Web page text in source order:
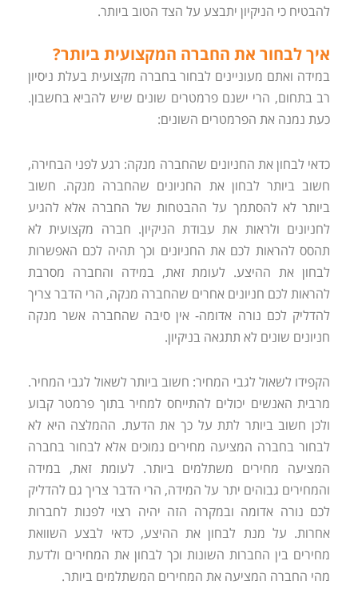
להבטיח כי הניקיון יתבצע על הצד הטוב ביותר.
איך לבחור את החברה המקצועית ביותר?
במידה ואתם מעוניינים לבחור בחברה מקצועית בעלת ניסיון
רב בתחום, הרי ישנם פרמטרים שונים שיש להביא בחשבון.
כעת נמנה את הפרמטרים השונים:
כדאי לבחון את החניונים שהחברה מנקה: רגע לפני הבחירה,
חשוב ביותר לבחון את החניונים שהחברה מנקה. חשוב
ביותר לא להסתמך על ההבטחות של החברה אלא להגיע
לחניונים ולראות את עבודת הניקיון. חברה מקצועית לא
תהסס להראות לכם את החניונים וכך תהיה לכם האפשרות
לבחון את ההיצע. לעומת זאת, במידה והחברה מסרבת
להראות לכם חניונים אחרים שהחברה מנקה, הרי הדבר צריך
להדליק לכם נורה אדומה- אין סיבה שהחברה אשר מנקה
חניונים שונים לא תתגאה בניקיון.
הקפידו לשאול לגבי המחיר: חשוב ביותר לשאול לגבי המחיר.
מרבית האנשים יכולים להתייחס למחיר בתוך פרמטר קבוע
ולכן חשוב ביותר לתת על כך את הדעת. ההמלצה היא לא
לבחור בחברה המציעה מחירים נמוכים אלא לבחור בחברה
המציעה מחירים משתלמים ביותר. לעומת זאת, במידה
והמחירים גבוהים יתר על המידה, הרי הדבר צריך גם להדליק
לכם נורה אדומה ובמקרה הזה יהיה רצוי לפנות לחברות
אחרות. על מנת לבחון את ההיצע, כדאי לבצע השוואת
מחירים בין החברות השונות וכך לבחון את המחירים ולדעת
מהי החברה המציעה את המחירים המשתלמים ביותר.